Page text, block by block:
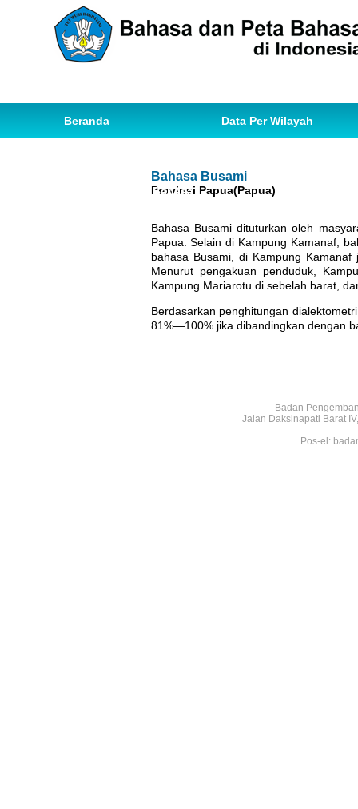
Beranda Data Per Wilayah
Ihwal Pemetaan Bahasa
Bahasa Busami
Provinsi Papua(Papua)
Bahasa Busami dituturkan oleh
Papua. Selain di Kampung Kamanaf,
bahasa Busami, di Kampung
Menurut pengakuan penduduk,
Kampung Mariarotu di sebelah barat,
Berdasarkan penghitungan
81%—100% jika dibandingkan dengan
Badan
Jalan Daksinapati Barat
Pos-el: